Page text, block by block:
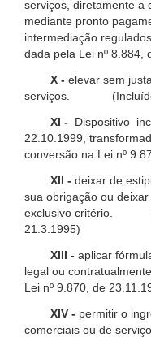
serviços, diretamente a
mediante pronto
intermediação
dada pela Lei nº 8.884,
X - elevar sem
serviços. (Incluído
XI -
Dispositivo
22.10.1999,
conversão na Lei nº
XII - deixar de
sua obrigação ou
exclusivo critério.
21.3.1995)
XIII - aplicar
legal ou
Lei nº 9.870, de
XIV - permitir o
comerciais ou de